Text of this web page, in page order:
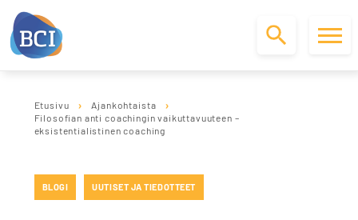
Etusivu
Ajankohtaista
Filosofian anti coachingin vaikuttavuuteen –
eksistentialistinen coaching
BLOGI UUTISET JA TIEDOTTEET